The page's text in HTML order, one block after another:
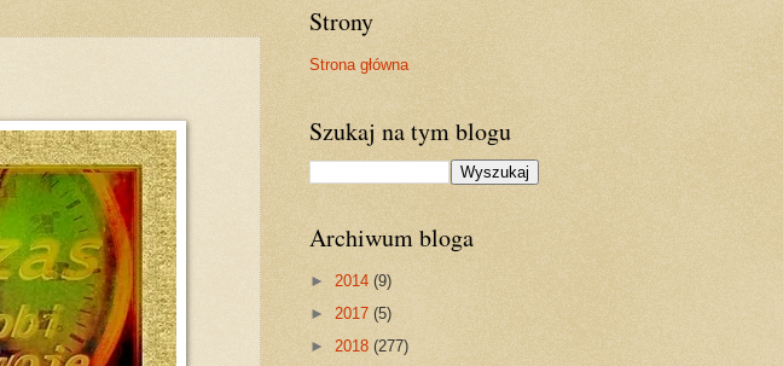
Strony
Strona główna
Szukaj na tym blogu
Archiwum bloga
► 2014 (9)
► 2017 (5)
► 2018 (277)